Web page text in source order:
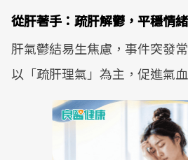
從肝著手：疏肝解鬱，平穩情緒
肝氣鬱結易生焦慮，事件突發
以「疏肝理氣」為主，促進氣